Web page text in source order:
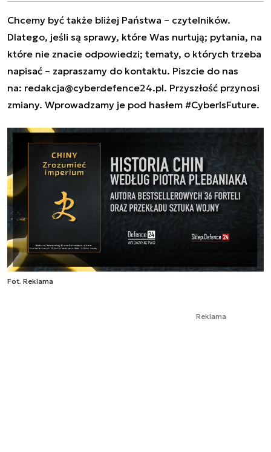
Chcemy być także bliżej Państwa – czytelników.
Dlatego, jeśli są sprawy, które Was nurtują; pytania, na
które nie znacie odpowiedzi; tematy, o których trzeba
napisać – zapraszamy do kontaktu. Piszcie do nas
na: redakcja@cyberdefence24.pl. Przyszłość przynosi
zmiany. Wprowadzamy je pod hasłem #CyberIsFuture.
Fot. Reklama
Reklama